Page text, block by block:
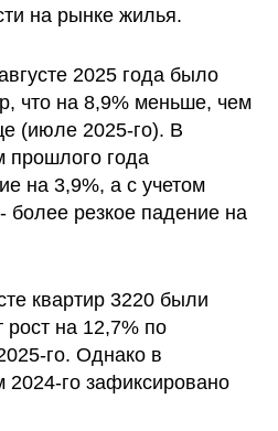
на рынке жилья.
2025 года было
что на 8,9% меньше, чем
(июле 2025-го). В
прошлого года
на 3,9%, а с учетом
более резкое падение на
квартир 3220 были
рост на 12,7% по
го. Однако в
2024-го зафиксировано